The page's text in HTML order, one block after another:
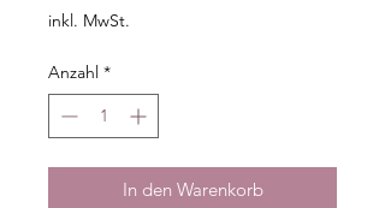
inkl. MwSt.
Anzahl *
In den Warenkorb